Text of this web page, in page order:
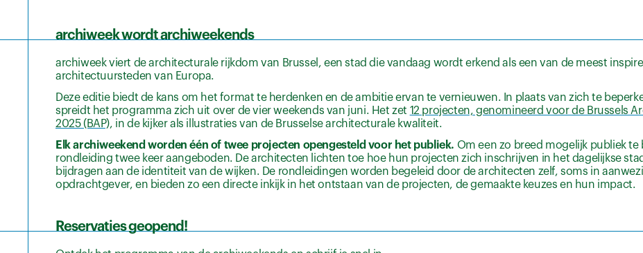
archiweek wordt archiweekends
archiweek viert de architecturale rijkdom van Brussel, een stad die vandaag wordt erkend als een van de meest
architectuursteden van Europa.
Deze editie biedt de kans om het format te herdenken en de ambitie ervan te vernieuwen. In plaats van zich te
spreidt het programma zich uit over de vier weekends van juni. Het zet 12 projecten, genomineerd voor de Brussels
2025 (BAP), in de kijker als illustraties van de Brusselse architecturale kwaliteit.
Elk archiweekend worden één of twee projecten opengesteld voor het publiek. Om een zo breed mogelijk publiek te
rondleiding twee keer aangeboden. De architecten lichten toe hoe hun projecten zich inschrijven in het dagelijkse
bijdragen aan de identiteit van de wijken. De rondleidingen worden begeleid door de architecten zelf, soms in
opdrachtgever, en bieden zo een directe inkijk in het ontstaan van de projecten, de gemaakte keuzes en hun impact.
Reservaties geopend!